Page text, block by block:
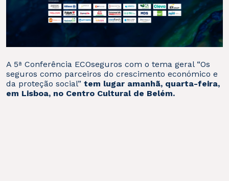
A 5ª Conferência ECOseguros com o tema geral “Os
seguros como parceiros do crescimento económico e
da proteção social” tem lugar amanhã, quarta-feira,
em Lisboa, no Centro Cultural de Belém.